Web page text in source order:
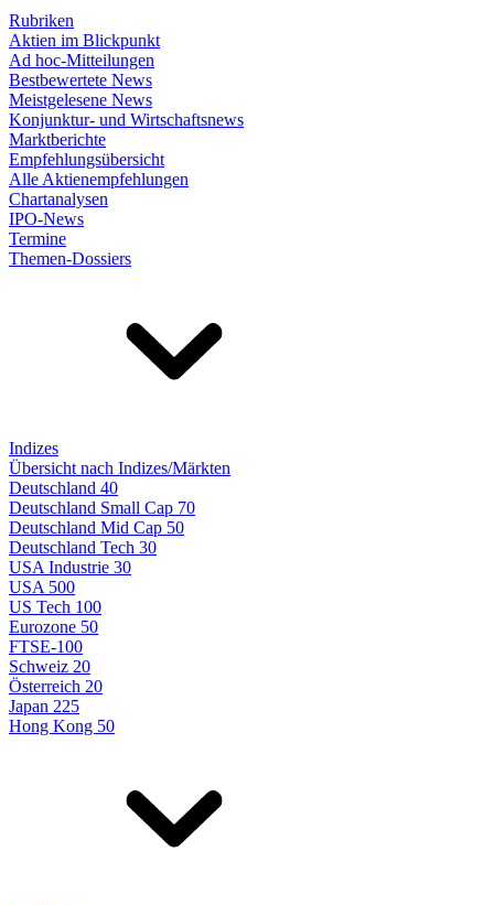
Rubriken
Aktien im Blickpunkt
Ad hoc-Mitteilungen
Bestbewertete News
Meistgelesene News
Konjunktur- und Wirtschaftsnews
Marktberichte
Empfehlungsübersicht
Alle Aktienempfehlungen
Chartanalysen
IPO-News
Termine
Themen-Dossiers
Indizes
Übersicht nach Indizes/Märkten
Deutschland 40
Deutschland Small Cap 70
Deutschland Mid Cap 50
Deutschland Tech 30
USA Industrie 30
USA 500
US Tech 100
Eurozone 50
FTSE-100
Schweiz 20
Österreich 20
Japan 225
Hong Kong 50